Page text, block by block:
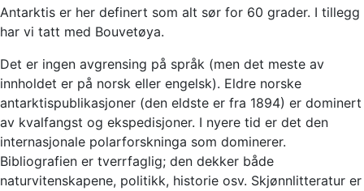
Antarktis er her definert som alt sør for 60 grader. I tillegg
har vi tatt med Bouvetøya.
Det er ingen avgrensing på språk (men det meste av
innholdet er på norsk eller engelsk). Eldre norske
antarktispublikasjoner (den eldste er fra 1894) er dominert
av kvalfangst og ekspedisjoner. I nyere tid er det den
internasjonale polarforskninga som dominerer.
Bibliografien er tverrfaglig; den dekker både
naturvitenskapene, politikk, historie osv. Skjønnlitteratur er